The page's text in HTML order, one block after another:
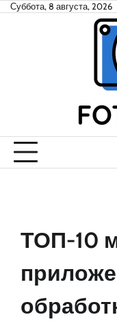
SkipСуббота, 8 августа, 2026
ТОП-10